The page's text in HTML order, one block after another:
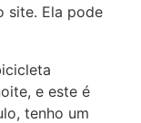
site. Ela pode
e este é
tenho um